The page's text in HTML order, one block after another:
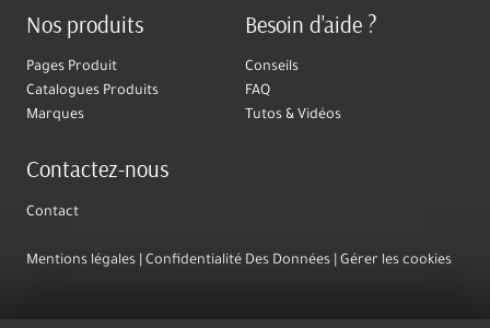
Nos produits
Pages Produit
Catalogues Produits
Marques
Besoin d'aide ?
Conseils
FAQ
Tutos & Vidéos
Contactez-nous
Contact
Mentions légales Confidentialité Des Données Gérer les cookies